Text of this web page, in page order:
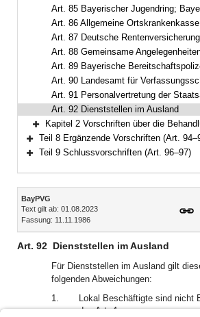
Art. 85 Bayerischer Jugendring;
Art. 86 Allgemeine
Art. 87 Deutsche Rentenversicherung
Art. 88 Gemeinsame Angelegenheiten von Richtern,
Art. 89 Bayerische
Art. 90 Landesamt für
Art. 91 Personalvertretung der
Art. 92 Dienststellen im Ausland
Bereich erweitern
Kapitel 2 Vorschriften über die Behandlung von
Bereich erweitern
Teil 8 Ergänzende Vorschriften (Art.
Teil 9 Schlussvorschriften (Art. 96–97)
Inhalt
BayPVG
Text gilt ab: 01.08.2023
Fassung: 11.11.1986
Art. 92 Dienststellen im Ausland
Für Dienststellen im Ausland gilt
folgenden Abweichungen:
1.
Lokal Beschäftigte sind nicht
des Art. 4;